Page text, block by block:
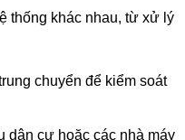
thống khác nhau, từ xử lý
chuyển để kiểm soát
dân cư hoặc các nhà máy